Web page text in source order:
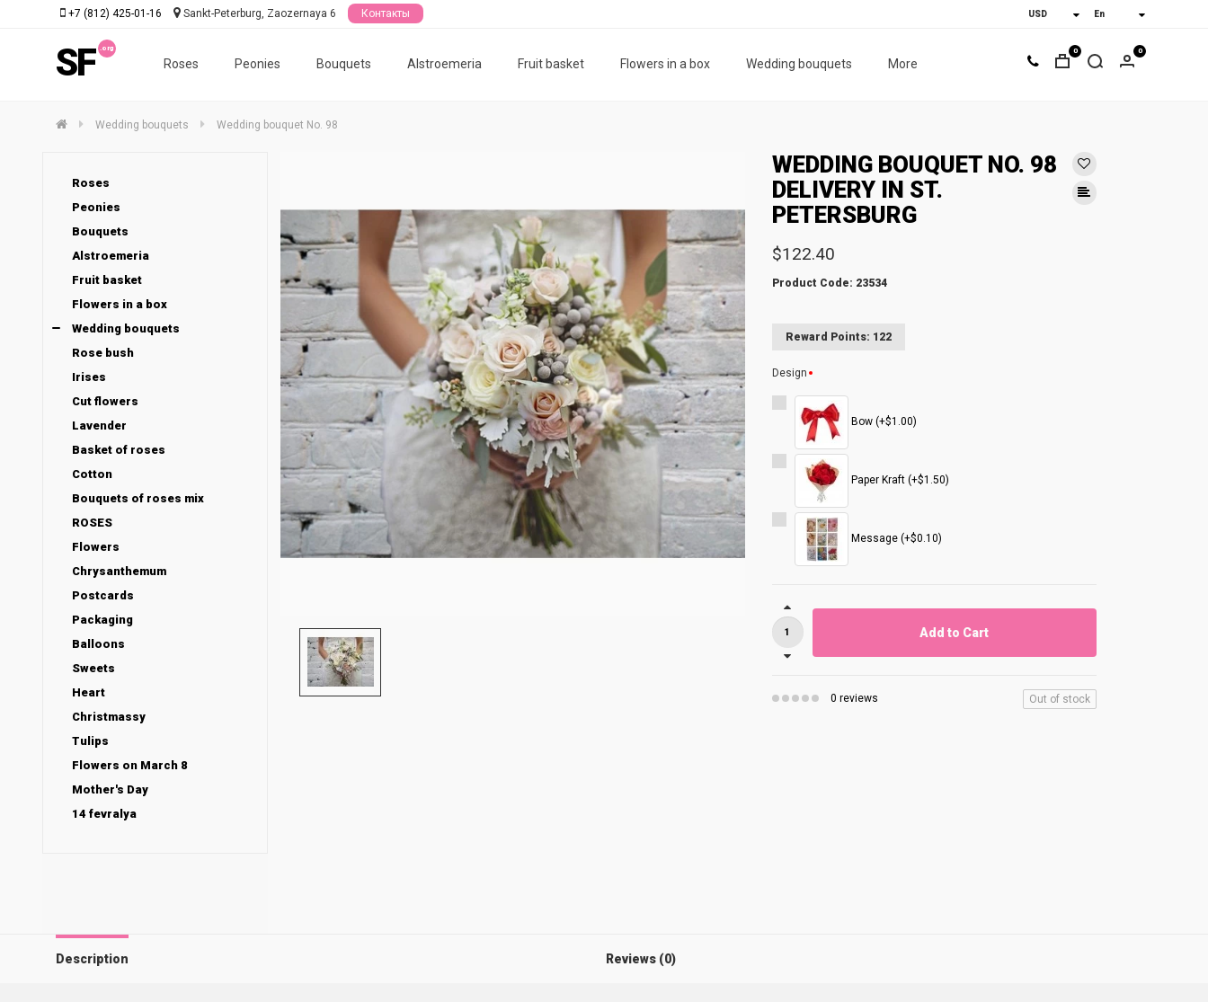
SF Roses Peonies Bouquets Alstroemeria Fruit basket Flowers in a box Wedding bouquets More
+7 (812) 425-01-16 Sankt-Peterburg, Zaozernaya 6 Контакты
0 0
Wedding bouquets Wedding bouquet No. 98
Roses
Peonies
Bouquets
Alstroemeria
Fruit basket
Flowers in a box
Wedding bouquets
Rose bush
Irises
Cut flowers
Lavender
Basket of roses
Cotton
Bouquets of roses mix
ROSES
Flowers
Chrysanthemum
Postcards
Packaging
Balloons
Sweets
Heart
Christmassy
Tulips
Flowers on March 8
Mother's Day
14 fevralya
WEDDING BOUQUET NO. 98
DELIVERY IN ST.
PETERSBURG
$122.40
Product Code: 23534
Reward Points: 122
Design
Bow (+$1.00)
Paper Kraft (+$1.50)
Message (+$0.10)
Add to Cart
0 reviews Out of stock
Description Reviews (0)